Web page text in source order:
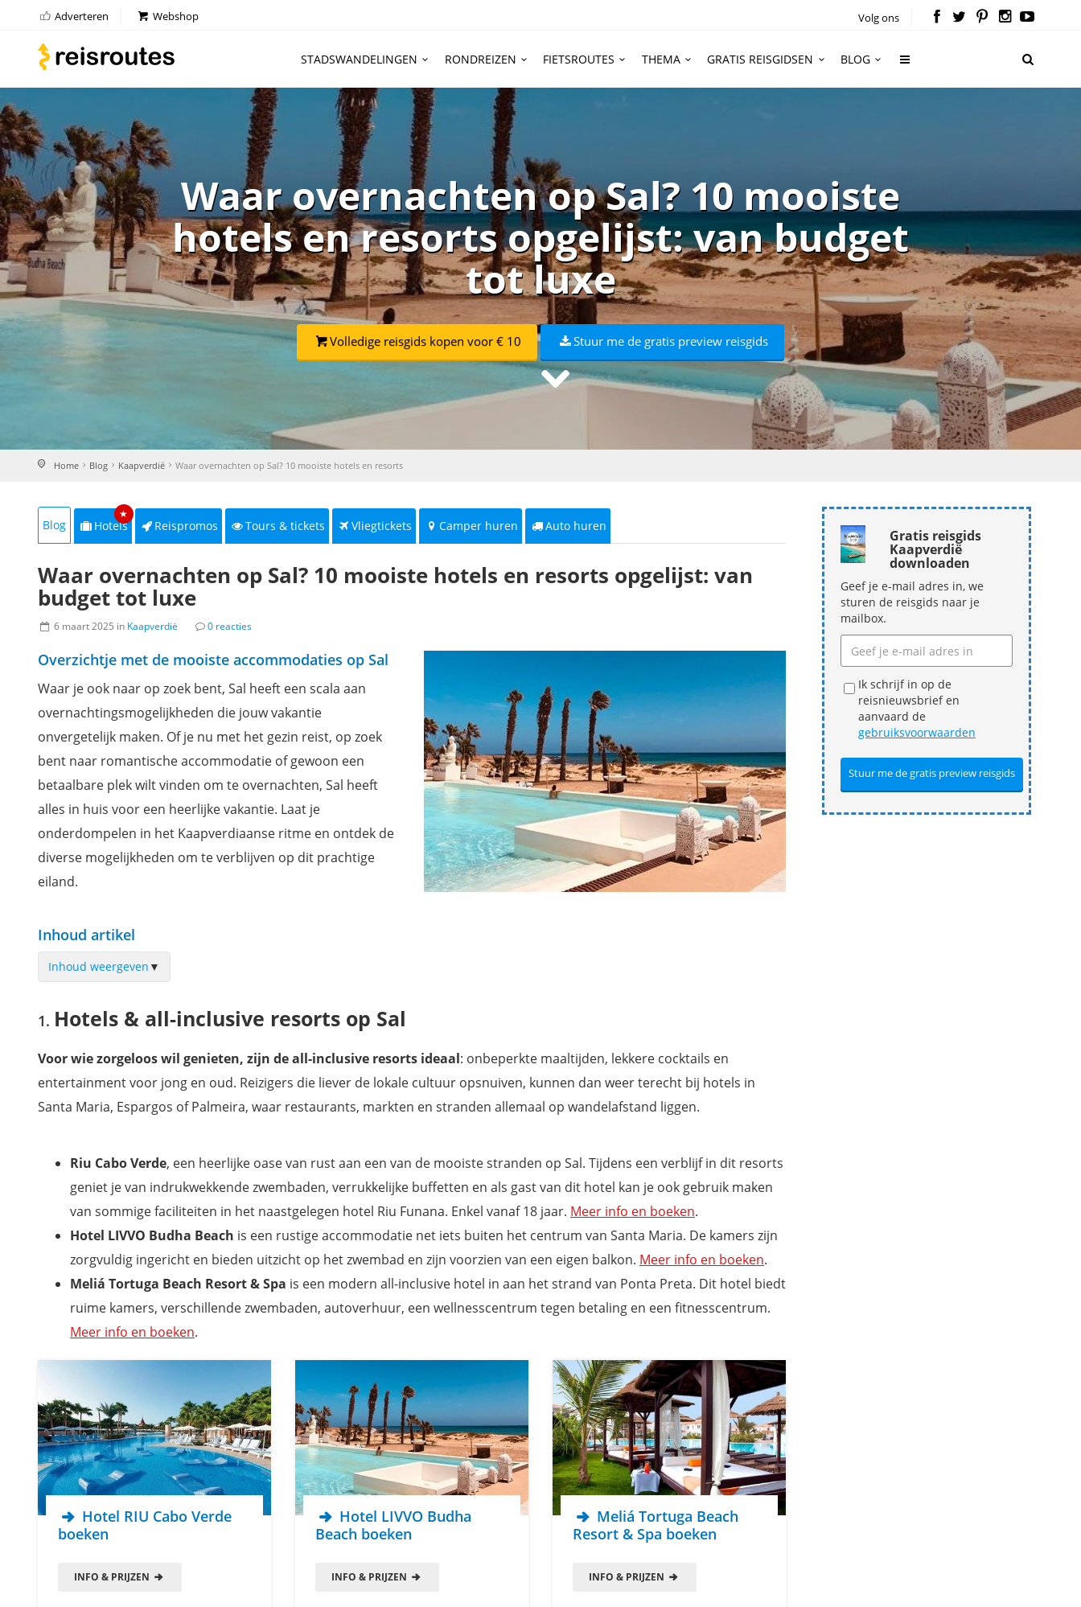
Adverteren Webshop Volg ons
STADSWANDELINGEN RONDREIZEN FIETSROUTES THEMA GRATIS REISGIDSEN BLOG
Waar overnachten op Sal? 10 mooiste
hotels en resorts opgelijst: van budget
tot luxe
Volledige reisgids kopen voor € 10 Stuur me de gratis preview reisgids
Home Blog Kaapverdië Waar overnachten op Sal? 10 mooiste hotels en resorts
Blog Hotels
★
Reispromos Tours & tickets Vliegtickets Camper huren Auto huren
Waar overnachten op Sal? 10 mooiste hotels en resorts opgelijst: van
budget tot luxe
6 maart 2025 in Kaapverdië 0 reacties
Overzichtje met de mooiste accommodaties op Sal
Waar je ook naar op zoek bent, Sal heeft een scala aan
overnachtingsmogelijkheden die jouw vakantie
onvergetelijk maken. Of je nu met het gezin reist, op zoek
bent naar romantische accommodatie of gewoon een
betaalbare plek wilt vinden om te overnachten, Sal heeft
alles in huis voor een heerlijke vakantie. Laat je
onderdompelen in het Kaapverdiaanse ritme en ontdek de
diverse mogelijkheden om te verblijven op dit prachtige
eiland.
Inhoud artikel
Inhoud weergeven ▼
Kindvriendelijke resorts op Sal
Budgetvriendelijke verblijven op Sal
Mis niets tijdens je vakantie naar Kaapverdië
Hotels & all-inclusive resorts op Sal
Voor wiezorgeloos wil genieten, zijn de all-inclusive resorts ideaal: onbeperkte maaltijden, lekkere cocktails en
entertainment voor jong en oud. Reizigers die liever de lokale cultuur opsnuiven, kunnen dan weer terecht bij hotels in
Santa Maria, Espargos of Palmeira, waar restaurants, markten en stranden allemaal op wandelafstand liggen.
Riu Cabo Verde, een heerlijke oase van rust aan een van de mooiste stranden op Sal. Tijdens een verblijf in dit resorts
geniet je van indrukwekkende zwembaden, verrukkelijke buffetten en als gast van dit hotel kan je ook gebruik maken
van sommige faciliteiten in het naastgelegen hotel Riu Funana. Enkel vanaf 18 jaar. Meer info en boeken.
Hotel LIVVO Budha Beach is een rustige accommodatie net iets buiten het centrum van Santa Maria. De kamers zijn
zorgvuldig ingericht en bieden uitzicht op het zwembad en zijn voorzien van een eigen balkon. Meer info en boeken.
Meliá Tortuga Beach Resort & Spa is een modern all-inclusive hotel in aan het strand van Ponta Preta. Dit hotel biedt
ruime kamers, verschillende zwembaden, autoverhuur, een wellnesscentrum tegen betaling en een fitnesscentrum.
Meer info en boeken.
Hotel RIU Cabo Verde
boeken
INFO & PRIJZEN
Hotel LIVVO Budha
Beach boeken
INFO & PRIJZEN
Meliá Tortuga Beach
Resort & Spa boeken
INFO & PRIJZEN
Gratis reisgids
Kaapverdië
downloaden
Geef je e-mail adres in, we
sturen de reisgids naar je
mailbox.
Ik schrijf in op de
reisnieuwsbrief en
aanvaard de
gebruiksvoorwaarden